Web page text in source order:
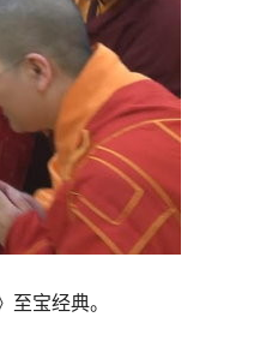
宝经典。